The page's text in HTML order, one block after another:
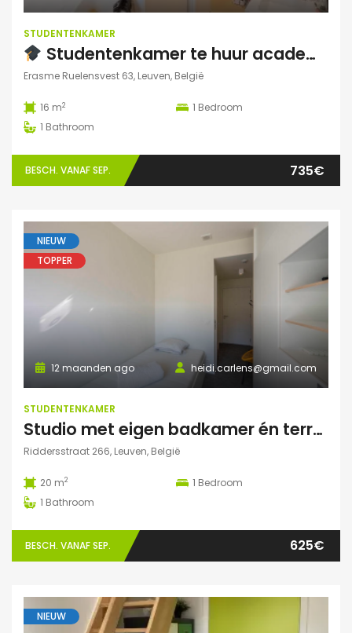
STUDENTENKAMER
Studentenkamer te huur academiejaar 2025-2026 – Ruelensvest 63, Leuven (Naamsepoort)
Erasme Ruelensvest 63, Leuven, België
16 m2 1 Bedroom
1 Bathroom
BESCH. VANAF SEP. 735€
NIEUW
TOPPER
heidi.carlens@gmail.com
12 maanden ago
STUDENTENKAMER
Studio met eigen badkamer én terrasje
Riddersstraat 266, Leuven, België
20 m2 1 Bedroom
1 Bathroom
BESCH. VANAF SEP. 625€
NIEUW